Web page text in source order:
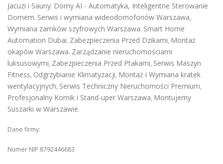
Jacuzi i Sauny. Domy AI - Automatyka, Inteligentne Sterowanie
Domem. Serwis i wymiana wideodomofonów Warszawa,
Wymiana zamków szyfrowych Warszawa. Smart Home
Automation Dubai. Zabezpieczenia Przed Dzikami, Montaż
okapów Warszawa. Zarządzanie nieruchomościami
luksusowymi, Zabezpieczenia Przed Ptakami, Serwis Maszyn
Fitness, Odgrzybianie Klimatyzacji, Montaż i Wymiana kratek
wentylacyjnych, Serwis Techniczny Nieruchomości Premium,
Profesjonalny Komik i Stand-uper Warszawa, Montujemy
Suszarki w Warszawie.
Dane firmy:
Numer NIP 8792446683